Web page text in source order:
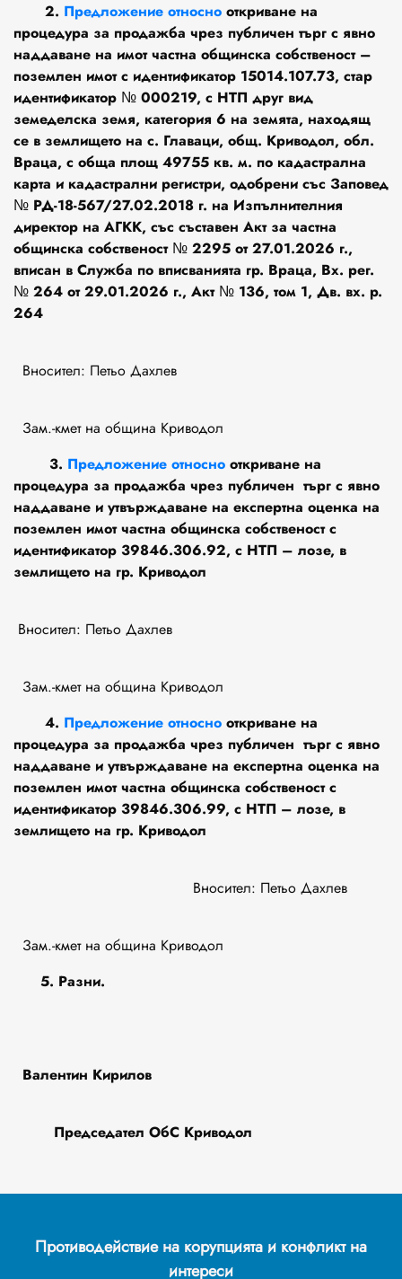
2. Предложение относно откриване на
процедура за продажба чрез публичен търг с явно
наддаване на имот частна общинска собственост –
поземлен имот с идентификатор 15014.107.73, стар
идентификатор № 000219, с НТП друг вид
земеделска земя, категория 6 на земята, находящ
се в землището на с. Главаци, общ. Криводол, обл.
Враца, с обща площ 49755 кв. м. по кадастрална
карта и кадастрални регистри, одобрени със Заповед
№ РД-18-567/27.02.2018 г. на Изпълнителния
директор на АГКК, със съставен Акт за частна
общинска собственост № 2295 от 27.01.2026 г.,
вписан в Служба по вписванията гр. Враца, Вх. рег.
№ 264 от 29.01.2026 г., Акт № 136, том 1, Дв. вх. р.
264
Вносител: Петьо Дахлев
Зам.-кмет на община Криводол
3. Предложение относно откриване на
процедура за продажба чрез публичен търг с явно
наддаване и утвърждаване на експертна оценка на
поземлен имот частна общинска собственост с
идентификатор 39846.306.92, с НТП – лозе, в
землището на гр. Криводол
Вносител: Петьо Дахлев
Зам.-кмет на община Криводол
4. Предложение относно откриване на
процедура за продажба чрез публичен търг с явно
наддаване и утвърждаване на експертна оценка на
поземлен имот частна общинска собственост с
идентификатор 39846.306.99, с НТП – лозе, в
землището на гр. Криводол
Вносител: Петьо Дахлев
Зам.-кмет на община Криводол
5. Разни.
Валентин Кирилов
Председател ОбС Криводол
Противодействие на корупцията и конфликт на
интереси